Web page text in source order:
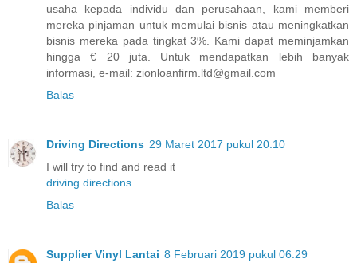
usaha kepada individu dan perusahaan, kami memberi
mereka pinjaman untuk memulai bisnis atau meningkatkan
bisnis mereka pada tingkat 3%. Kami dapat meminjamkan
hingga € 20 juta. Untuk mendapatkan lebih banyak
informasi, e-mail: zionloanfirm.ltd@gmail.com
Balas
Driving Directions 29 Maret 2017 pukul 20.10
I will try to find and read it
driving directions
Balas
Supplier Vinyl Lantai 8 Februari 2019 pukul 06.29